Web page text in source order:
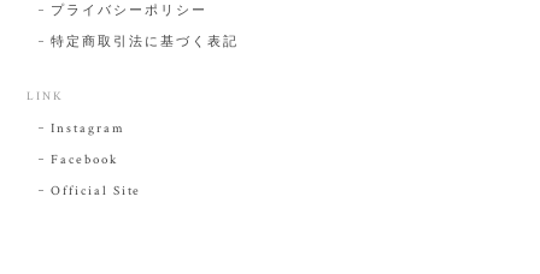
プライバシーポリシー
特定商取引法に基づく表記
LINK
Instagram
Facebook
Official Site